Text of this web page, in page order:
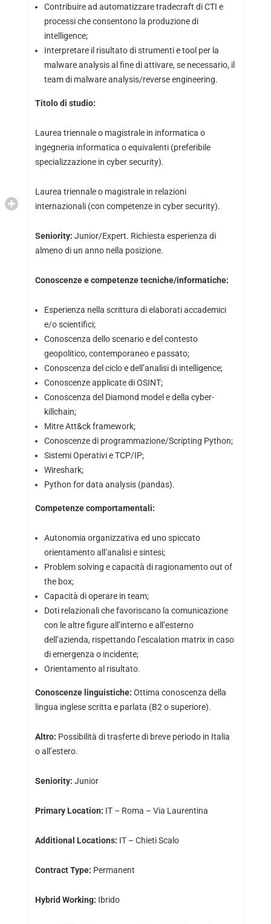
Contribuire ad automatizzare tradecraft di CTI e
processi che consentono la produzione di
intelligence;
Interpretare il risultato di strumenti e tool per la
malware analysis al fine di attivare, se necessario, il
team di malware analysis/reverse engineering.
Titolo di studio:
Laurea triennale o magistrale in informatica o
ingegneria informatica o equivalenti (preferibile
specializzazione in cyber security).
Laurea triennale o magistrale in relazioni
internazionali (con competenze in cyber security).
Seniority: Junior/Expert. Richiesta esperienza di
almeno di un anno nella posizione.
Conoscenze e competenze tecniche/informatiche:
Esperienza nella scrittura di elaborati accademici
e/o scientifici;
Conoscenza dello scenario e del contesto
geopolitico, contemporaneo e passato;
Conoscenza del ciclo e dell’analisi di intelligence;
Conoscenze applicate di OSINT;
Conoscenza del Diamond model e della cyber-
killchain;
Mitre Att&ck framework;
Conoscenze di programmazione/Scripting Python;
Sistemi Operativi e TCP/IP;
Wireshark;
Python for data analysis (pandas).
Competenze comportamentali:
Autonomia organizzativa ed uno spiccato
orientamento all’analisi e sintesi;
Problem solving e capacità di ragionamento out of
the box;
Capacità di operare in team;
Doti relazionali che favoriscano la comunicazione
con le altre figure all’interno e all’esterno
dell’azienda, rispettando l’escalation matrix in caso
di emergenza o incidente;
Orientamento al risultato.
Conoscenze linguistiche: Ottima conoscenza della
lingua inglese scritta e parlata (B2 o superiore).
Altro: Possibilità di trasferte di breve periodo in Italia
o all’estero.
Seniority: Junior
Primary Location: IT – Roma – Via Laurentina
Additional Locations: IT – Chieti Scalo
Contract Type: Permanent
Hybrid Working: Ibrido